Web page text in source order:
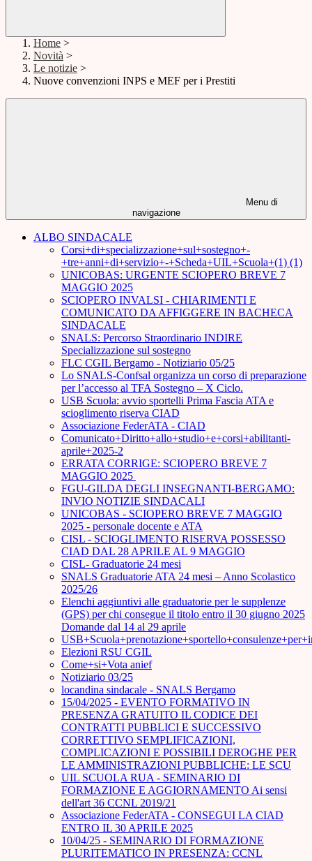
Home >
Novità >
Le notizie >
Nuove convenzioni INPS e MEF per i Prestiti
Menu di
navigazione
ALBO SINDACALE
Corsi+di+specializzazione+sul+sostegno+-
+tre+anni+di+servizio+-+Scheda+UIL+Scuola+(1) (1)
UNICOBAS: URGENTE SCIOPERO BREVE 7
MAGGIO 2025
SCIOPERO INVALSI - CHIARIMENTI E
COMUNICATO DA AFFIGGERE IN BACHECA
SINDACALE
SNALS: Percorso Straordinario INDIRE
Specializzazione sul sostegno
FLC CGIL Bergamo - Notiziario 05/25
Lo SNALS-Confsal organizza un corso di preparazione
per l’accesso al TFA Sostegno – X Ciclo.
USB Scuola: avvio sportelli Prima Fascia ATA e
scioglimento riserva CIAD
Associazione FederATA - CIAD
Comunicato+Diritto+allo+studio+e+corsi+abilitanti-
aprile+2025-2
ERRATA CORRIGE: SCIOPERO BREVE 7
MAGGIO 2025
FGU-GILDA DEGLI INSEGNANTI-BERGAMO:
INVIO NOTIZIE SINDACALI
UNICOBAS - SCIOPERO BREVE 7 MAGGIO
2025 - personale docente e ATA
CISL - SCIOGLIMENTO RISERVA POSSESSO
CIAD DAL 28 APRILE AL 9 MAGGIO
CISL- Graduatorie 24 mesi
SNALS Graduatorie ATA 24 mesi – Anno Scolastico
2025/26
Elenchi aggiuntivi alle graduatorie per le supplenze
(GPS) per chi consegue il titolo entro il 30 giugno 2025
Domande dal 14 al 29 aprile
Elezioni RSU CGIL
Come+si+Vota anief
Notiziario 03/25
locandina sindacale - SNALS Bergamo
15/04/2025 - EVENTO FORMATIVO IN
PRESENZA GRATUITO IL CODICE DEI
CONTRATTI PUBBLICI E SUCCESSIVO
CORRETTIVO SEMPLIFICAZIONI,
COMPLICAZIONI E POSSIBILI DEROGHE PER
LE AMMINISTRAZIONI PUBBLICHE: LE SCU
UIL SCUOLA RUA - SEMINARIO DI
FORMAZIONE E AGGIORNAMENTO Ai sensi
dell'art 36 CCNL 2019/21
Associazione FederATA - CONSEGUI LA CIAD
ENTRO IL 30 APRILE 2025
10/04/25 - SEMINARIO DI FORMAZIONE
PLURITEMATICO IN PRESENZA: CCNL